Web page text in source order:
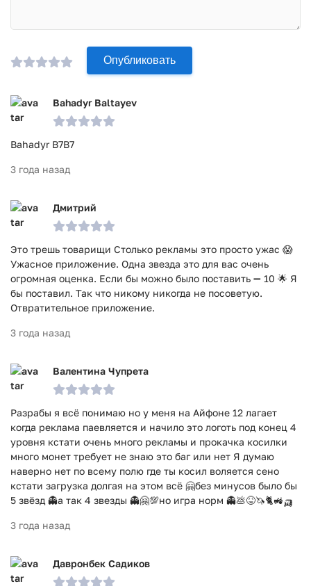
Опубликовать
Bahadyr Baltayev
Bahadyr B7B7
3 года назад
Дмитрий
Это трешь товарищи Столько рекламы это просто ужас 😱
Ужасное приложение. Одна звезда это для вас очень
огромная оценка. Если бы можно было поставить ➖ 10 🌟 Я
бы поставил. Так что никому никогда не посоветую.
Отвратительное приложение.
3 года назад
Валентина Чупрета
Разрабы я всё понимаю но у меня на Айфоне 12 лагает
когда реклама паевляется и начило это логоть под конец 4
уровня кстати очень много рекламы и прокачка косилки
много монет требует не знаю это баг или нет Я думаю
наверно нет по всему полю где ты косил воляется сено
кстати загрузка долгая на этом всё 🤗без минусов было бы
5 звёзд 👻а так 4 звезды 👻🤗💯но игра норм 👻💩😝🦄🐈🚜🛺
3 года назад
Давронбек Садиков